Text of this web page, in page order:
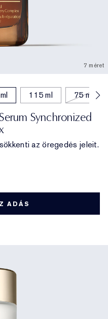
7 méret
115 ml 75 ml
Synchronized
az öregedés jeleit.
ADÁS